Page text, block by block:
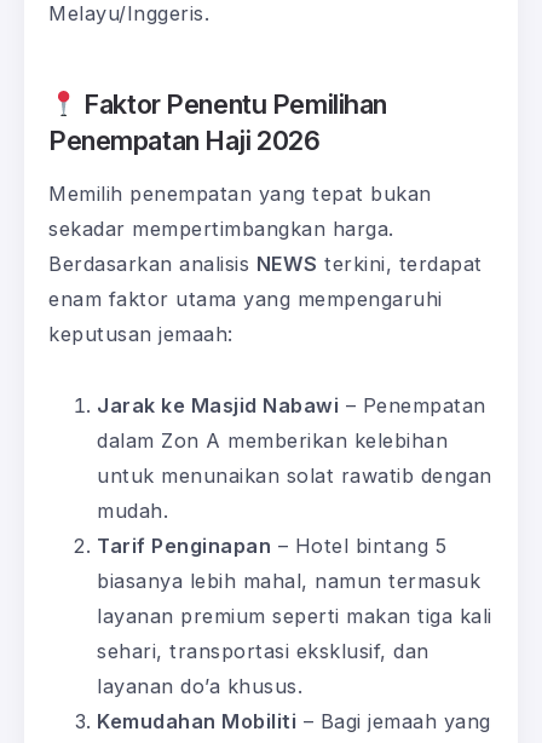
Melayu/Inggeris.
Faktor Penentu Pemilihan
Penempatan Haji 2026
Memilih penempatan yang tepat bukan
sekadar mempertimbangkan harga.
Berdasarkan analisis NEWS terkini, terdapat
enam faktor utama yang mempengaruhi
keputusan jemaah:
Jarak ke Masjid Nabawi – Penempatan
dalam Zon A memberikan kelebihan
untuk menunaikan solat rawatib dengan
mudah.
Tarif Penginapan – Hotel bintang 5
biasanya lebih mahal, namun termasuk
layanan premium seperti makan tiga kali
sehari, transportasi eksklusif, dan
layanan do’a khusus.
Kemudahan Mobiliti – Bagi jemaah yang